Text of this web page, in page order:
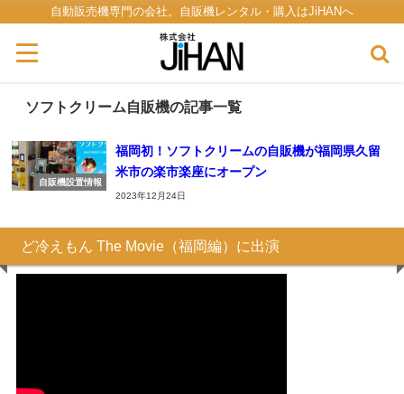
自動販売機専門の会社。自販機レンタル・購入はJiHANへ
ソフトクリーム自販機の記事一覧
自販機設置情報
福岡初！ソフトクリームの自販機が福岡県久留
米市の楽市楽座にオープン
2023年12月24日
ど冷えもん The Movie（福岡編）に出演